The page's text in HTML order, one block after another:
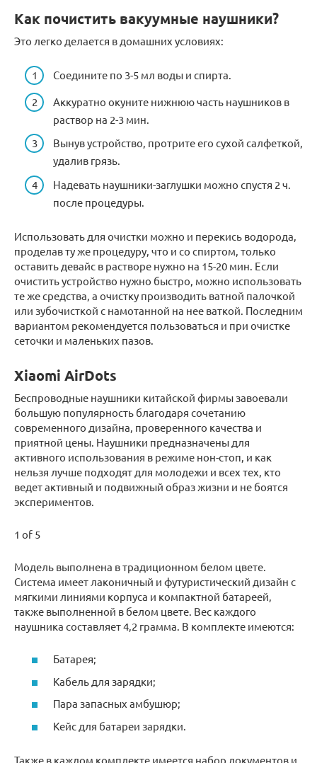
Как почистить вакуумные наушники?
Это легко делается в домашних условиях:
Соедините по 3-5 мл воды и спирта.
Аккуратно окуните нижнюю часть наушников в
раствор на 2-3 мин.
Вынув устройство, протрите его сухой салфеткой,
удалив грязь.
Надевать наушники-заглушки можно спустя 2 ч.
после процедуры.
Использовать для очистки можно и перекись водорода,
проделав ту же процедуру, что и со спиртом, только
оставить девайс в растворе нужно на 15-20 мин. Если
очистить устройство нужно быстро, можно использовать
те же средства, а очистку производить ватной палочкой
или зубочисткой с намотанной на нее ваткой. Последним
вариантом рекомендуется пользоваться и при очистке
сеточки и маленьких пазов.
Xiaomi AirDots
Беспроводные наушники китайской фирмы завоевали
большую популярность благодаря сочетанию
современного дизайна, проверенного качества и
приятной цены. Наушники предназначены для
активного использования в режиме нон-стоп, и как
нельзя лучше подходят для молодежи и всех тех, кто
ведет активный и подвижный образ жизни и не боятся
экспериментов.
1 of 5
Модель выполнена в традиционном белом цвете.
Система имеет лаконичный и футуристический дизайн с
мягкими линиями корпуса и компактной батареей,
также выполненной в белом цвете. Вес каждого
наушника составляет 4,2 грамма. В комплекте имеются:
Батарея;
Кабель для зарядки;
Пара запасных амбушюр;
Кейс для батареи зарядки.
Также в каждом комплекте имеется набор документов и